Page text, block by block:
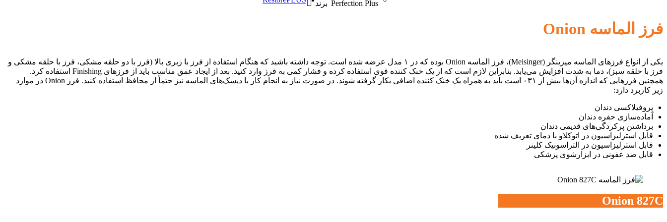
Perfection Plus برند
فرز الماسه Onion
یکی از انواع فرزهای الماسه میزینگر (Meisinger)، فرز الماسه Onion بوده که در ۱ مدل عرضه شده است. توجه داشته باشید که هنگام استفاده از فرز با زبری بالا (فرز با دو حلقه مشکی، فرز با حلقه مشکی و
فرز با حلقه سبز)، دما به شدت افزایش می‌یابد. بنابراین لازم است که از یک خنک کننده قوی استفاده کرده و فشار کمی به فرز وارد کنید. بعد از ایجاد عمق مناسب باید از فرزهای Finishing استفاده کرد.
همچنین فرزهایی که اندازه آن‌ها بیش از ۰۳۱ است باید به همراه یک خنک کننده اضافی بکار گرفته شوند. در صورت نیاز به انجام کار با دیسک‌های الماسه نیز حتماً از محافظ استفاده کنید. فرز Onion در موارد
زیر کاربرد دارد:
پروفیلاکسی دندان
آماده‌سازی حفره دندان
برداشتن پرکردگی‌های قدیمی دندان
قابل استرلیزاسیون در اتوکلاو با دمای تعریف شده
قابل استرلیزاسیون در التراسونیک کلینر
قابل ضد عفونی در ابزارشوی پزشکی
Onion 827C